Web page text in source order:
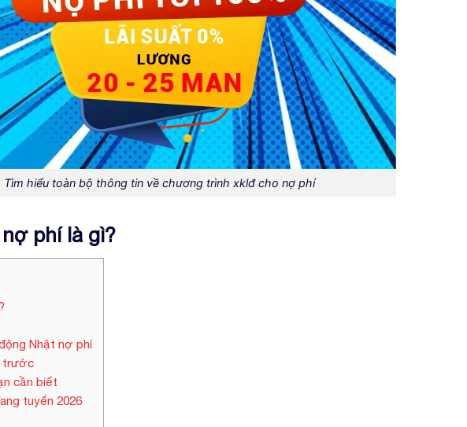
Tìm hiểu toàn bộ thông tin về chương trình xklđ cho nợ phí
phí là gì?
Nhật nợ phí
trước
cần biết
tuyển 2026